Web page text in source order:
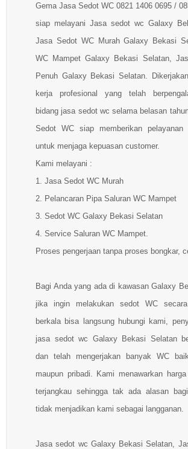
Gema Jasa Sedot WC 0821 1406 0695 /
siap melayani Jasa sedot wc Galaxy
Jasa Sedot WC Murah Galaxy Bekasi
WC Mampet Galaxy Bekasi Selatan,
Penuh Galaxy Bekasi Selatan.
kerja profesional yang telah
bidang jasa sedot wc selama belasan
Sedot WC siap memberikan pelayanan
untuk menjaga kepuasan customer.
Kami melayani :
1. Jasa Sedot WC Murah
2. Pelancaran Pipa Saluran WC Mampet
3. Sedot WC Galaxy Bekasi Selatan
4. Service Saluran WC Mampet.
Proses pengerjaan tanpa proses bongkar,
Bagi Anda yang ada di kawasan Galaxy
jika ingin melakukan sedot WC
berkala bisa langsung hubungi kami,
jasa sedot wc Galaxy Bekasi Selatan
dan telah mengerjakan banyak WC
maupun pribadi. Kami menawarkan
terjangkau sehingga tak ada alasan
tidak menjadikan kami sebagai langganan.
Jasa sedot wc Galaxy Bekasi Selatan,